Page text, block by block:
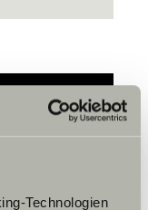
Technologien